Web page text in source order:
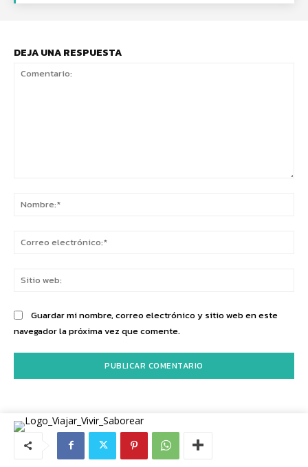
DEJA UNA RESPUESTA
Guardar mi nombre, correo electrónico y sitio web en este
navegador la próxima vez que comente.